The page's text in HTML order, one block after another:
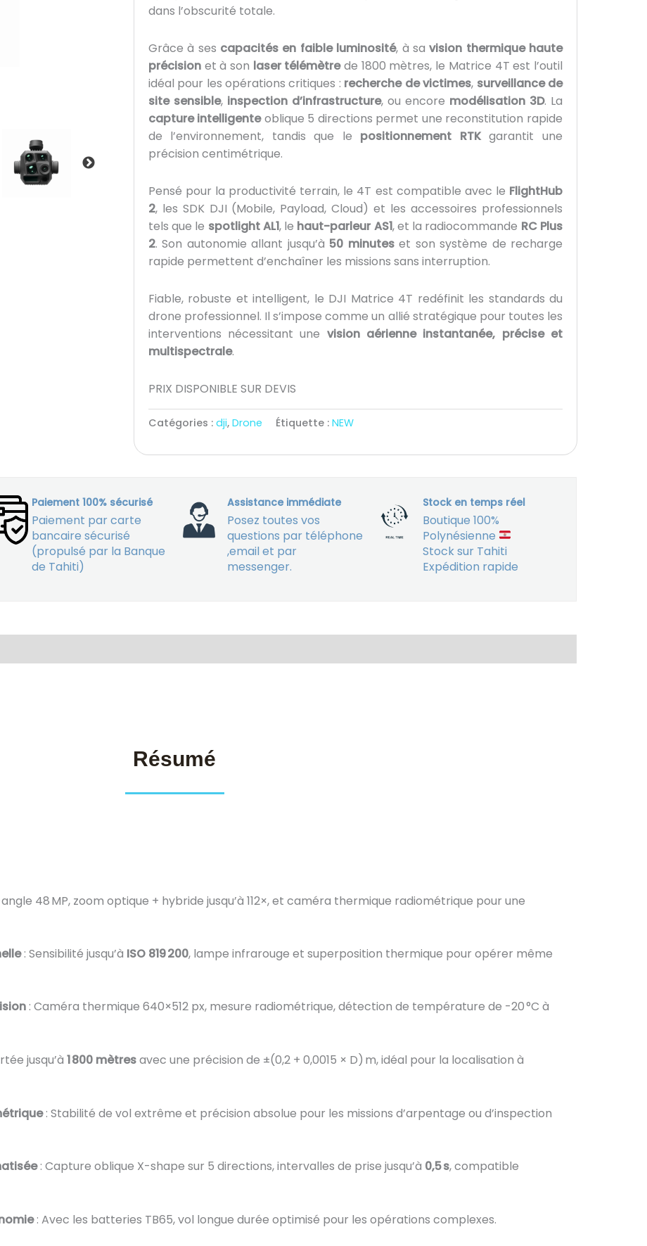
dans l’obscurité totale.
Grâce à ses capacités en faible luminosité, à savision thermique haute
précisionet à son laser télémètrede 1800 mètres, le Matrice 4T est l’outil
idéal pour les opérations critiques : recherche de victimes, surveillance de
site sensible, inspection d’infrastructure, ou encore modélisation 3D. La
capture intelligenteoblique 5 directions permet une reconstitution rapide
de l’environnement, tandis que le positionnement RTKgarantit une
précision centimétrique.
Pensé pour la productivité terrain, le 4T est compatible avec le FlightHub
2, les SDK DJI (Mobile, Payload, Cloud) et les accessoires professionnels
tels que le spotlight AL1, le haut-parleur AS1, et la radiocommande RC Plus
2. Son autonomie allant jusqu’à 50 minuteset son système de recharge
rapide permettent d’enchaîner les missions sans interruption.
Fiable, robuste et intelligent, le DJI Matrice 4T redéfinit les standards du
drone professionnel. Il s’impose comme un allié stratégique pour toutes les
interventions nécessitant une vision aérienne instantanée, précise et
multispectrale.
PRIX DISPONIBLE SUR DEVIS
Catégories : dji, Drone Étiquette : NEW
Paiement 100% sécurisé
Paiement par carte
bancaire sécurisé
(propulsé par la Banque
de Tahiti)
Assistance immédiate
Posez toutes vos
questions par téléphone
,email et par
messenger.
Stock en temps réel
Boutique 100%
Polynésienne
Stock sur Tahiti
Expédition rapide
Résumé
48 MP, zoom optique + hybride jusqu’à 112×, et caméra thermique radiométrique pour une
: Sensibilité jusqu’à ISO 819 200, lampe infrarouge et superposition thermique pour opérer même
: Caméra thermique 640×512 px, mesure radiométrique, détection de température de -20 °C à
jusqu’à1 800 mètresavec une précision de ±(0,2 + 0,0015 × D) m, idéal pour la localisation à
: Stabilité de vol extrême et précision absolue pour les missions d’arpentage ou d’inspection
: Capture oblique X-shape sur 5 directions, intervalles de prise jusqu’à 0,5 s, compatible
: Avec les batteries TB65, vol longue durée optimisé pour les opérations complexes.